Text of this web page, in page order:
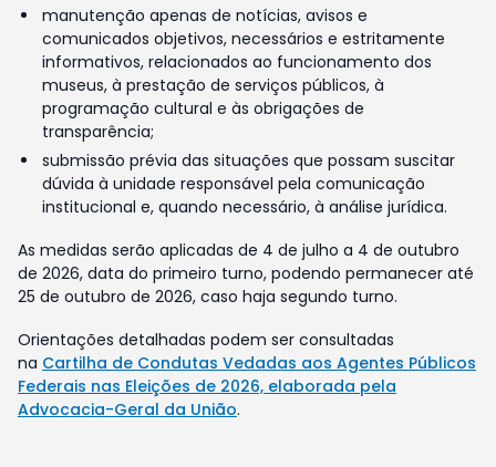
manutenção apenas de notícias, avisos e
comunicados objetivos, necessários e estritamente
informativos, relacionados ao funcionamento dos
museus, à prestação de serviços públicos, à
programação cultural e às obrigações de
transparência;
submissão prévia das situações que possam suscitar
dúvida à unidade responsável pela comunicação
institucional e, quando necessário, à análise jurídica.
As medidas serão aplicadas de 4 de julho a 4 de outubro
de 2026, data do primeiro turno, podendo permanecer até
25 de outubro de 2026, caso haja segundo turno.
Orientações detalhadas podem ser consultadas
na Cartilha de Condutas Vedadas aos Agentes Públicos
Federais nas Eleições de 2026, elaborada pela
Advocacia-Geral da União.